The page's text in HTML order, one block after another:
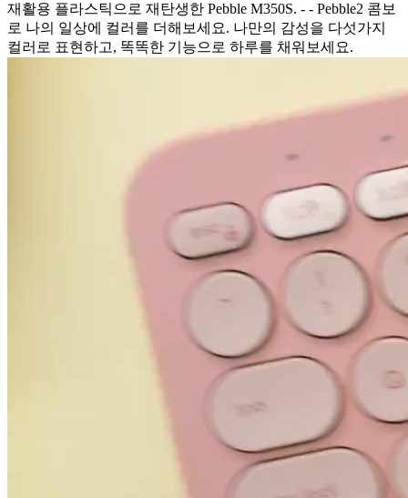
재활용 플라스틱으로 재탄생한 Pebble M350S. - - Pebble2 콤보
로 나의 일상에 컬러를 더해보세요. 나만의 감성을 다섯가지
컬러로 표현하고, 똑똑한 기능으로 하루를 채워보세요.